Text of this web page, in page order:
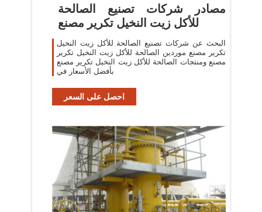
مصادر شركات تصنيع الصالحة
للأكل زيت النخيل تكرير مصنع
البحث عن شركات تصنيع الصالحة للأكل زيت النخيل
تكرير مصنع موردين الصالحة للأكل زيت النخيل تكرير
مصنع ومنتجات الصالحة للأكل زيت النخيل تكرير مصنع
بأفضل الأسعار في
احصل على السعر